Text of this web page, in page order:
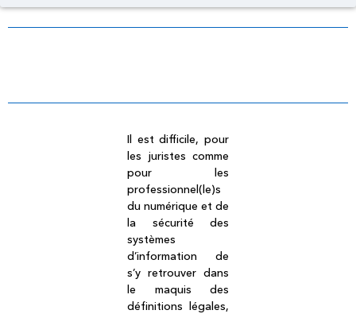
Il est difficile, pour
les juristes comme
pour les
professionnel(le)s
du numérique et de
la sécurité des
systèmes
d’information de
s’y retrouver dans
le maquis des
définitions légales,